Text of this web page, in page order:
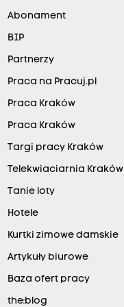
Abonament
BIP
Partnerzy
Praca na Pracuj.pl
Praca Kraków
Praca Kraków
Targi pracy Kraków
Telekwiaciarnia Kraków
Tanie loty
Hotele
Kurtki zimowe damskie
Artykuły biurowe
Baza ofert pracy
the:blog